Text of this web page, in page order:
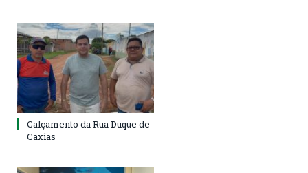
Calçamento da Rua Duque de
Caxias